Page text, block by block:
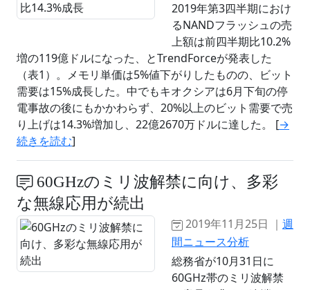
2019年第3四半期におけ
るNANDフラッシュの売
上額は前四半期比10.2%
増の119億ドルになった、とTrendForceが発表した
（表1）。メモリ単価は5%値下がりしたものの、ビット
需要は15%成長した。中でもキオクシアは6月下旬の停
電事故の後にもかかわらず、20%以上のビット需要で売
り上げは14.3%増加し、22億2670万ドルに達した。 [→
続きを読む]
60GHzのミリ波解禁に向け、多彩
な無線応用が続出
2019年11月25日 ｜ 週
間ニュース分析
総務省が10月31日に
60GHz帯のミリ波解禁